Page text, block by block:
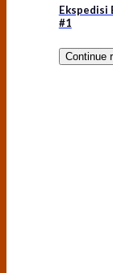
Ekspedisi
#1
Continue